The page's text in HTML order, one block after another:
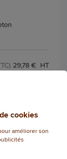
29,78 € HT
cookies
améliorer son